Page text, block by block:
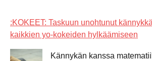
:KOKEET: Taskuun unohtunut
kaikkien yo-kokeiden hylkäämiseen
Kännykän kanssa